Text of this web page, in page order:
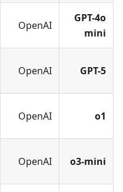
GPT-4o
mini
OpenAI
GPT-5
OpenAI
o1
OpenAI
o3-mini
OpenAI